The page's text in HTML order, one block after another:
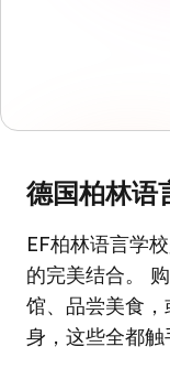
德国柏林语
EF柏林语言学
的完美结合。
馆、品尝美食
身，这些全都触